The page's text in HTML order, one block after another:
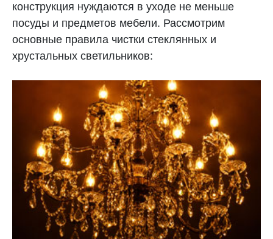
конструкция нуждаются в уходе не меньше
посуды и предметов мебели. Рассмотрим
основные правила чистки стеклянных и
хрустальных светильников: